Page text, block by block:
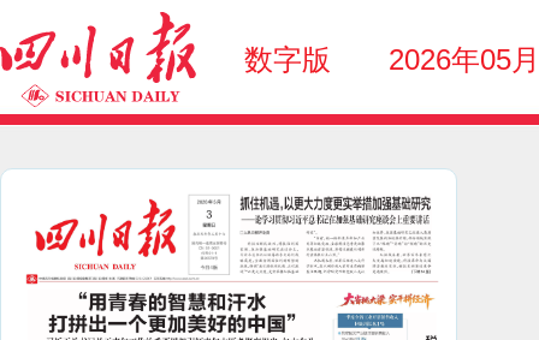
数字版 2026年05